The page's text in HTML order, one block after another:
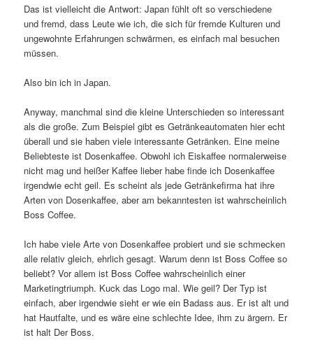
Das ist vielleicht die Antwort: Japan fühlt oft so verschiedene
und fremd, dass Leute wie ich, die sich für fremde Kulturen und
ungewohnte Erfahrungen schwärmen, es einfach mal besuchen
müssen.
Also bin ich in Japan.
Anyway, manchmal sind die kleine Unterschieden so interessant
als die große. Zum Beispiel gibt es Getränkeautomaten hier echt
überall und sie haben viele interessante Getränken. Eine meine
Beliebteste ist Dosenkaffee. Obwohl ich Eiskaffee normalerweise
nicht mag und heißer Kaffee lieber habe finde ich Dosenkaffee
irgendwie echt geil. Es scheint als jede Getränkefirma hat ihre
Arten von Dosenkaffee, aber am bekanntesten ist wahrscheinlich
Boss Coffee.
Ich habe viele Arte von Dosenkaffee probiert und sie schmecken
alle relativ gleich, ehrlich gesagt. Warum denn ist Boss Coffee so
beliebt? Vor allem ist Boss Coffee wahrscheinlich einer
Marketingtriumph. Kuck das Logo mal. Wie geil? Der Typ ist
einfach, aber irgendwie sieht er wie ein Badass aus. Er ist alt und
hat Hautfalte, und es wäre eine schlechte Idee, ihm zu ärgern. Er
ist halt Der Boss.